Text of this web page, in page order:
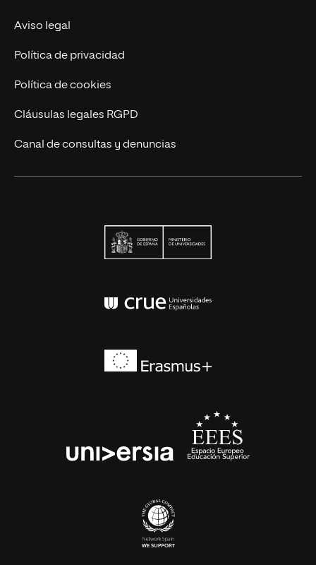
Actualidad
Contáctanos
Aviso legal
Política de privacidad
Política de cookies
Cláusulas legales RGPD
Canal de consultas y denuncias